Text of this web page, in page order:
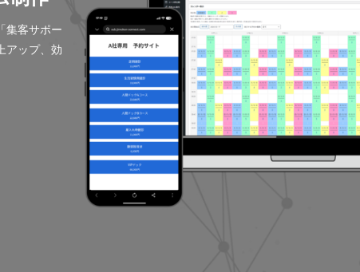
集客サポー
アップ、効